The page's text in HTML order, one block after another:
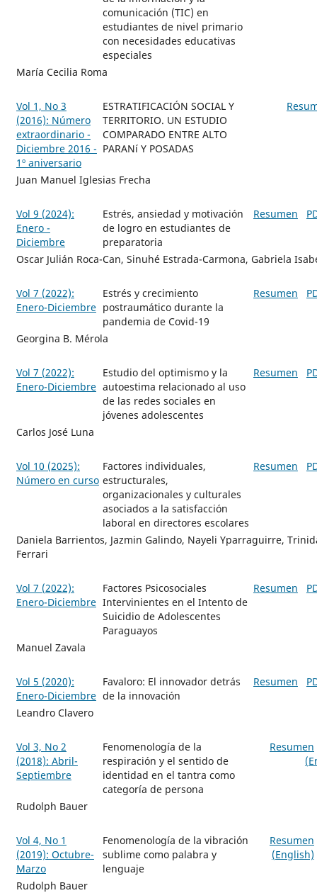
comunicación (TIC) en
estudiantes de nivel primario
con necesidades educativas
especiales
María Cecilia Roma
Vol 1, No 3
(2016): Número
extraordinario -
Diciembre 2016 -
1º aniversario
ESTRATIFICACIÓN SOCIAL Y
TERRITORIO. UN ESTUDIO
COMPARADO ENTRE ALTO
PARANí Y POSADAS
Juan Manuel Iglesias Frecha
Vol 9 (2024):
Enero -
Diciembre
Estrés, ansiedad y motivación
de logro en estudiantes de
preparatoria
Resumen
Oscar Julián Roca-Can, Sinuhé Estrada-Carmona, Gabriela
Vol 7 (2022):
Enero-Diciembre
Estrés y crecimiento
postraumático durante la
pandemia de Covid-19
Resumen
Georgina B. Mérola
Vol 7 (2022):
Enero-Diciembre
Estudio del optimismo y la
autoestima relacionado al uso
de las redes sociales en
jóvenes adolescentes
Resumen
Carlos José Luna
Vol 10 (2025):
Número en curso
Factores individuales,
estructurales,
organizacionales y culturales
asociados a la satisfacción
laboral en directores escolares
Resumen
Daniela Barrientos, Jazmin Galindo, Nayeli Yparraguirre,
Ferrari
Vol 7 (2022):
Enero-Diciembre
Factores Psicosociales
Intervinientes en el Intento de
Suicidio de Adolescentes
Paraguayos
Resumen
Manuel Zavala
Vol 5 (2020):
Enero-Diciembre
Favaloro: El innovador detrás
de la innovación
Resumen
Leandro Clavero
Vol 3, No 2
(2018): Abril-
Septiembre
Fenomenología de la
respiración y el sentido de
identidad en el tantra como
categoría de persona
Resumen
Rudolph Bauer
Vol 4, No 1
(2019): Octubre-
Marzo
Fenomenología de la vibración
sublime como palabra y
lenguaje
Resumen
(English)
Rudolph Bauer